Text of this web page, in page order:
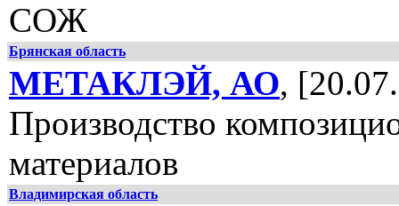
СОЖ
Брянская область
МЕТАКЛЭЙ, АО,
Производство
материалов
Владимирская область